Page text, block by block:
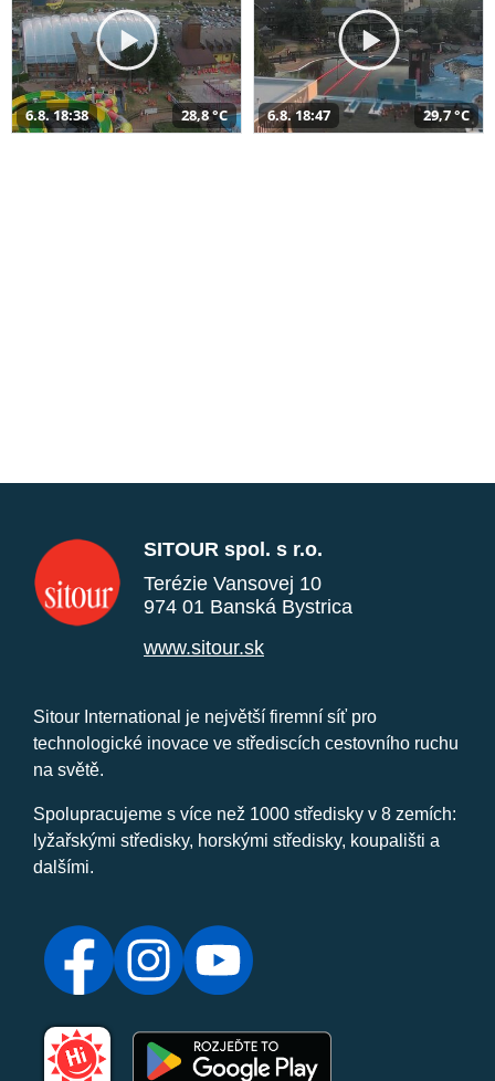
6.8. 18:38 28,8 °C 6.8. 18:47 29,7 °C
SITOUR spol. s r.o.
Terézie Vansovej 10
974 01 Banská Bystrica
www.sitour.sk
Sitour International je největší firemní síť pro
technologické inovace ve střediscích cestovního ruchu
na světě.
Spolupracujeme s více než 1000 středisky v 8 zemích:
lyžařskými středisky, horskými středisky, koupališti a
dalšími.